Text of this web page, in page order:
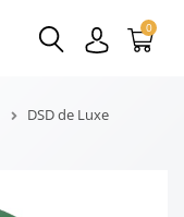
0
DSD de Luxe